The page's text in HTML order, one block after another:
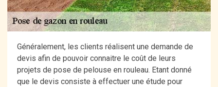
Généralement, les clients réalisent une demande de
devis afin de pouvoir connaitre le coût de leurs
projets de pose de pelouse en rouleau. Etant donné
que le devis consiste à effectuer une étude pour